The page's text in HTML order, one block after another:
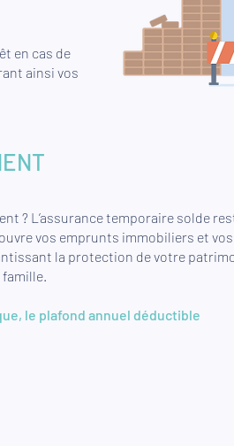
en cas de
ainsi vos
? L’assurance temporaire solde
vos emprunts immobiliers et vos
la protection de votre
le plafond annuel déductible